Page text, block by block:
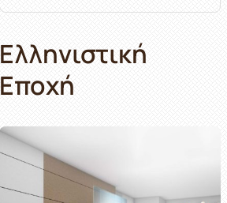
Ελληνιστική
Eποχή